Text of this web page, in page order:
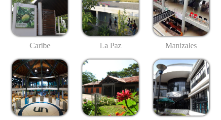
Caribe La Paz Manizales